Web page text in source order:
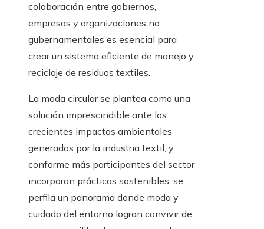
colaboración entre gobiernos,
empresas y organizaciones no
gubernamentales es esencial para
crear un sistema eficiente de manejo y
reciclaje de residuos textiles.
La moda circular se plantea como una
solución imprescindible ante los
crecientes impactos ambientales
generados por la industria textil, y
conforme más participantes del sector
incorporan prácticas sostenibles, se
perfila un panorama donde moda y
cuidado del entorno logran convivir de